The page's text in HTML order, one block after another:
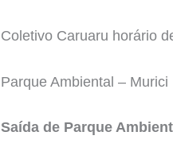
Coletivo Caruaru horário
Parque Ambiental –
Saída de Parque